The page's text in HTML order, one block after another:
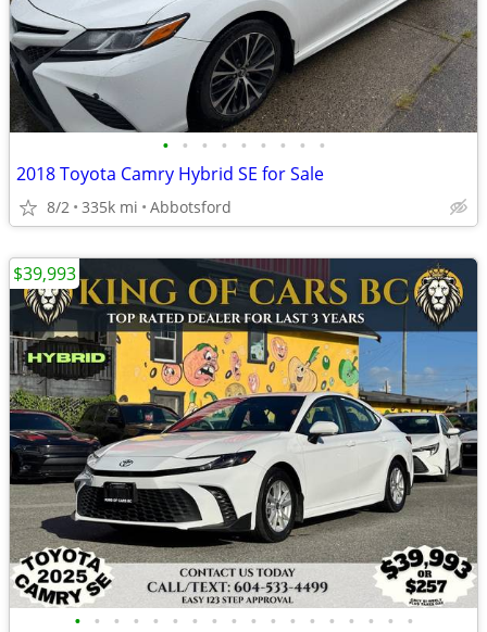
• • • • • • • • •
2018 Toyota Camry Hybrid SE for Sale
8/2 335k mi Abbotsford
• • • • • • • • • • • • • • • • • •
$39,993